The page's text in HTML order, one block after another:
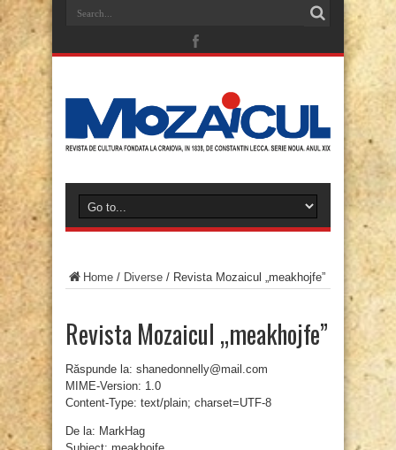
Home / Diverse / Revista Mozaicul „meakhojfe”
Revista Mozaicul „meakhojfe”
Răspunde la: shanedonnelly@mail.com
MIME-Version: 1.0
Content-Type: text/plain; charset=UTF-8
De la: MarkHag